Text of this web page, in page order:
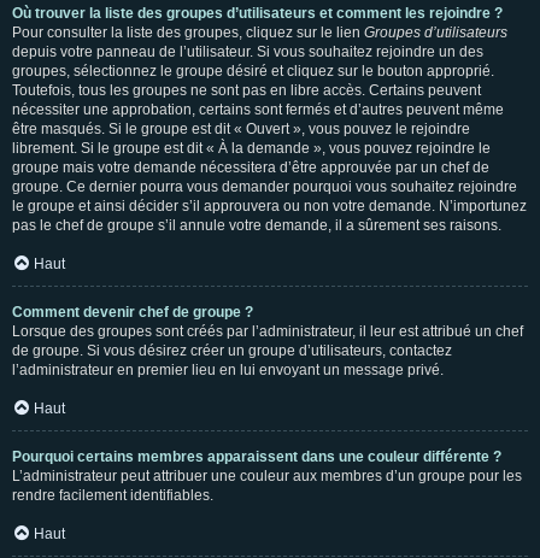
Où trouver la liste des groupes d’utilisateurs et comment les rejoindre ?
Pour consulter la liste des groupes, cliquez sur le lien Groupes d’utilisateurs
depuis votre panneau de l’utilisateur. Si vous souhaitez rejoindre un des
groupes, sélectionnez le groupe désiré et cliquez sur le bouton approprié.
Toutefois, tous les groupes ne sont pas en libre accès. Certains peuvent
nécessiter une approbation, certains sont fermés et d’autres peuvent même
être masqués. Si le groupe est dit « Ouvert », vous pouvez le rejoindre
librement. Si le groupe est dit « À la demande », vous pouvez rejoindre le
groupe mais votre demande nécessitera d’être approuvée par un chef de
groupe. Ce dernier pourra vous demander pourquoi vous souhaitez rejoindre
le groupe et ainsi décider s’il approuvera ou non votre demande. N’importunez
pas le chef de groupe s’il annule votre demande, il a sûrement ses raisons.
Haut
Comment devenir chef de groupe ?
Lorsque des groupes sont créés par l’administrateur, il leur est attribué un chef
de groupe. Si vous désirez créer un groupe d’utilisateurs, contactez
l’administrateur en premier lieu en lui envoyant un message privé.
Haut
Pourquoi certains membres apparaissent dans une couleur différente ?
L’administrateur peut attribuer une couleur aux membres d’un groupe pour les
rendre facilement identifiables.
Haut